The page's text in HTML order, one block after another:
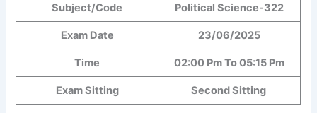
Subject/Code Political Science-322
Exam Date 23/06/2025
Time 02:00 Pm To 05:15 Pm
Exam Sitting Second Sitting